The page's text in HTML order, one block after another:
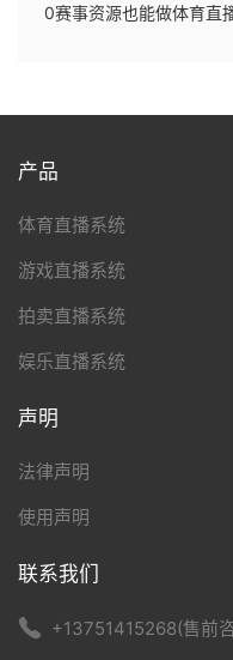
0赛事资源也能做体育直
产品
体育直播系统
游戏直播系统
拍卖直播系统
娱乐直播系统
声明
法律声明
使用声明
联系我们
+13751415268(售前